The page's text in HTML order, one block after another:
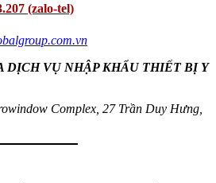
(zalo-tel)
DỊCH VỤ NHẬP KHẨU THIẾT BỊ Y
Complex, 27 Trần Duy Hưng,